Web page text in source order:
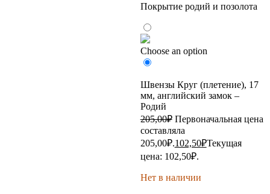
Покрытие родий и позолота
Choose an option
Швензы Круг (плетение), 17
мм, английский замок –
Родий
205,00₽ Первоначальная цена
составляла
205,00₽.102,50₽Текущая
цена: 102,50₽.
Нет в наличии